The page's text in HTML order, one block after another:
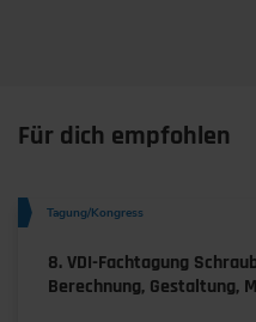
Für dich empfohlen
Tagung/Kongress
8. VDI-Fachtagung
Berechnung, Gestaltung,